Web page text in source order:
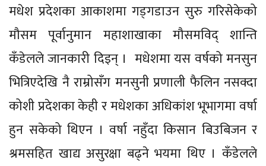
मधेश प्रदेशका आकाशमा गड्गडाउन सुरु गरिसेकेको
मौसम पूर्वानुमान महाशाखाका मौसमविद् शान्ति
कँडेलले जानकारी दिइन् । मधेशमा यस वर्षको मनसुन
भित्रिएदेखि नै राम्रोसँग मनसुनी प्रणाली फैलिन नसक्दा
कोशी प्रदेशका केही र मधेशका अधिकांश भूभागमा वर्षा
हुन सकेको थिएन । वर्षा नहुँदा किसान बिउबिजन र
श्रमसहित खाद्य असुरक्षा बढ्ने भयमा थिए । कँडेलले